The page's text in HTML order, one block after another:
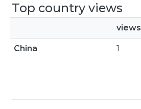
Top country views
views
China 1